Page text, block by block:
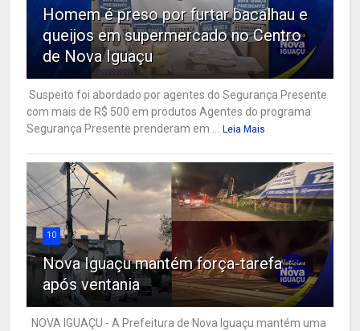
Homem é preso por furtar bacalhau e
queijos em supermercado no Centro
de Nova Iguaçu
Suspeito foi abordado por agentes do Segurança Presente
com mais de R$ 500 em produtos Agentes do programa
Segurança Presente prenderam em ... Leia Mais
10
Nova Iguaçu mantém força-tarefa
após ventania
NOVA IGUAÇU - A Prefeitura de Nova Iguaçu mantém uma